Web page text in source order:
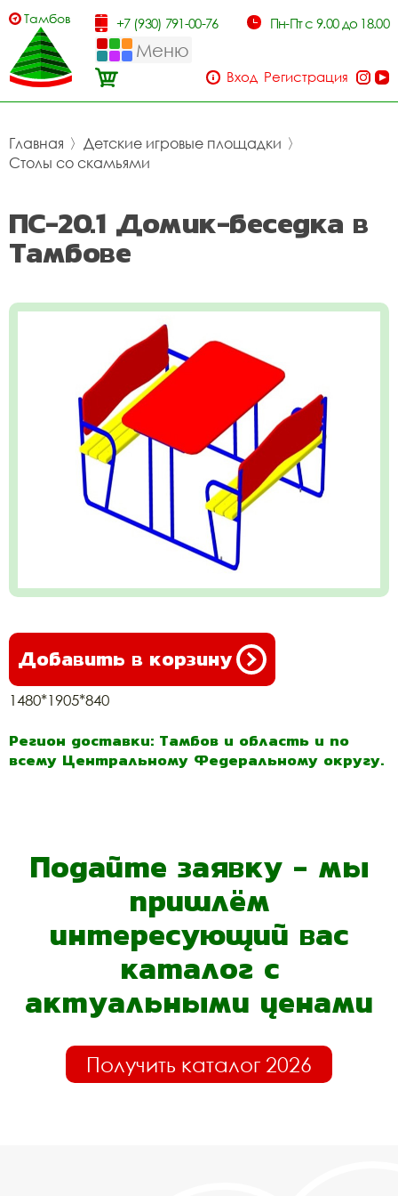
Тамбов +7 (930) 791-00-76 Пн-Пт с 9.00 до 18.00
Меню
Вход Регистрация
Главная 〉 Детские игровые площадки 〉
Столы со скамьями
ПС-20.1 Домик-беседка в
Тамбове
Добавить в корзину
1480*1905*840
Регион доставки: Тамбов и область и по
всему Центральному Федеральному округу.
Подайте заявку - мы
пришлём
интересующий вас
каталог с
актуальными ценами
Получить каталог 2026